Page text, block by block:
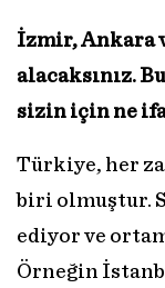
İzmir, Ankara
alacaksınız.
sizin için ne
Türkiye, her
biri olmuştur.
ediyor ve
Örneğin